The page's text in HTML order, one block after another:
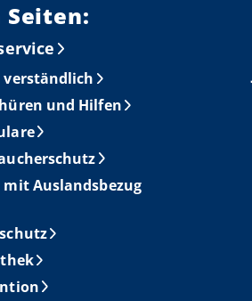
verständlich
und Hilfen
mit Auslandsbezug